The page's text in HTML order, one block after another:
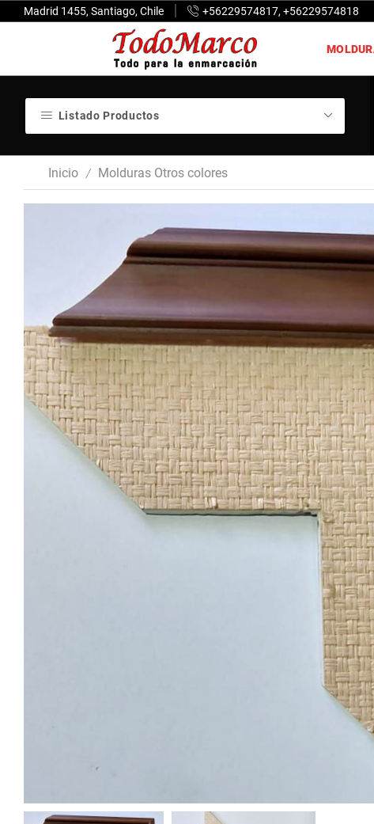
Madrid 1455, Santiago, Chile +56229574817, +56229574818
Listado Productos
Inicio / Molduras Otros colores